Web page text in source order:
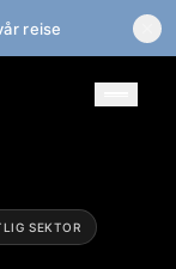
reise
SEKTOR